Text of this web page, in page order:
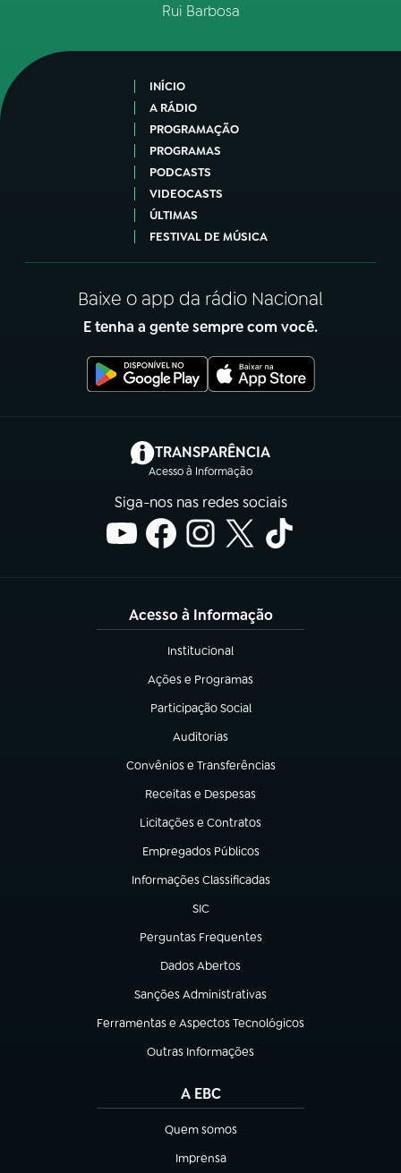
Rui Barbosa
INÍCIO
A RÁDIO
PROGRAMAÇÃO
PROGRAMAS
PODCASTS
VIDEOCASTS
ÚLTIMAS
FESTIVAL DE MÚSICA
Baixe o app da rádio Nacional
E tenha a gente sempre com você.
TRANSPARÊNCIA
Acesso à Informação
(abre em nova aba)
Siga-nos nas redes sociais
Acesso à Informação
Institucional
(abre em nova aba)
Ações e Programas
(abre em nova aba)
Participação Social
(abre em nova aba)
Auditorias
(abre em nova aba)
Convênios e Transferências
(abre em nova aba)
Receitas e Despesas
(abre em nova aba)
Licitações e Contratos
(abre em nova aba)
Empregados Públicos
(abre em nova aba)
Informações Classificadas
(abre em nova aba)
SIC
(abre em nova aba)
Perguntas Frequentes
(abre em nova aba)
Dados Abertos
(abre em nova aba)
Sanções Administrativas
(abre em nova aba)
Ferramentas e Aspectos Tecnológicos
(abre em nova aba)
Outras Informações
(abre em nova aba)
A EBC
Quem somos
(abre em nova aba)
Imprensa
(abre em nova aba)